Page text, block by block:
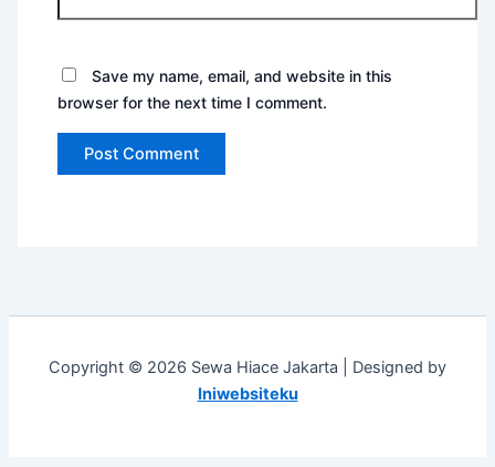
Save my name, email, and website in this
browser for the next time I comment.
Copyright © 2026 Sewa Hiace Jakarta | Designed by
Iniwebsiteku